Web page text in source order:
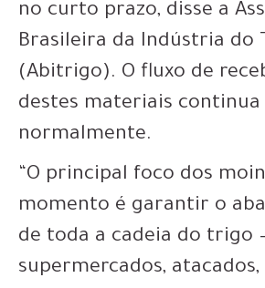
no curto prazo, disse a
Brasileira da Indústria do
(Abitrigo). O fluxo de
destes materiais
normalmente.
“O principal foco dos
momento é garantir o
de toda a cadeia do trigo –
supermercados, atacados,